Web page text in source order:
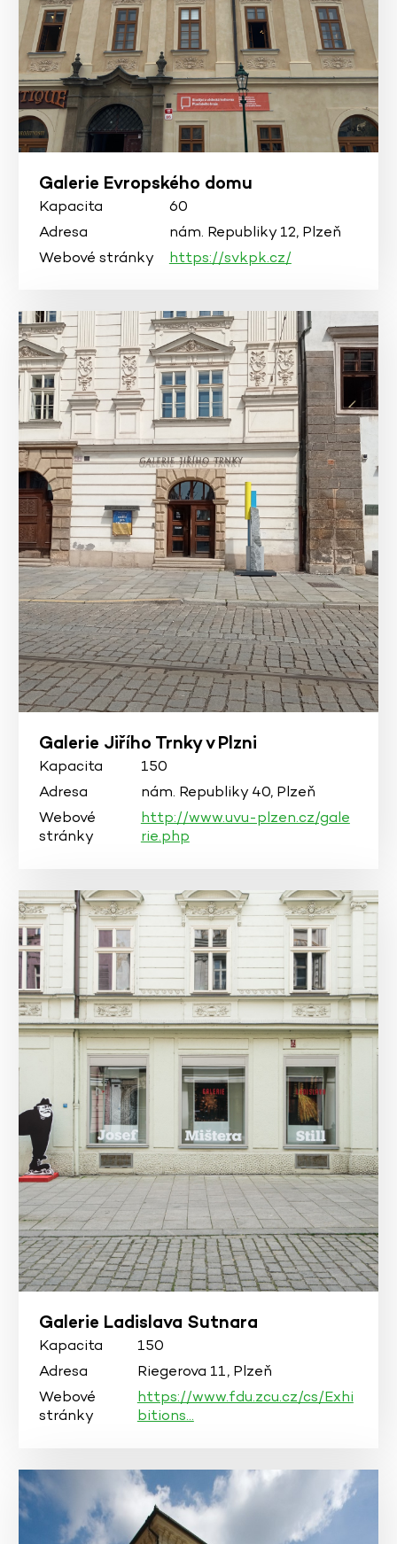
Galerie Evropského domu
Kapacita
60
Adresa
nám. Republiky 12, Plzeň
Webové stránky
https://svkpk.cz/
Galerie Jiřího Trnky v Plzni
Kapacita
150
Adresa
nám. Republiky 40, Plzeň
Webové
stránky
http://www.uvu-plzen.cz/gale
rie.php
Galerie Ladislava Sutnara
Kapacita
150
Adresa
Riegerova 11, Plzeň
Webové
stránky
https://www.fdu.zcu.cz/cs/Exhi
bitions…